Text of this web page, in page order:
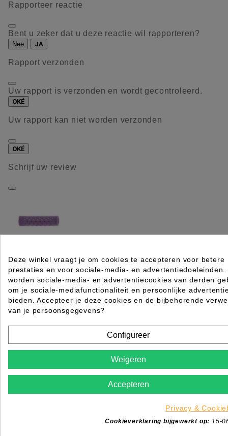
Rapporteer reactie
Bent u zeker dat u deze reactie wil rapporteren?
Nee JA
Rapport verzonden
Uw rapport is verzonden en wordt gecontroleerd.
OKÉ
Uw rapport kan niet worden verzonden
OKÉ
Schrijf uw review
KRULLER BEVLOKT 15MM 12 STK LILA
Rating forQuality
Please choose a rating for your review.
Title of your review
Enim quis fugiat consequat elit minim nisi eu
occaecat deserunt aliquip nisi ex deserunt.
Deze winkel vraagt je om cookies te accepteren voor betere
prestaties en voor sociale-media- en advertentiedoeleinden.
worden sociale-media- en advertentiecookies van derden
om je sociale-mediafunctionaliteit en persoonlijke
bieden. Accepteer je deze cookies en de bijbehorende
van je persoonsgegevens?
Configureer
Weigeren
Accepteren
Privacy &
Cookieverklaring bijgewerkt op: 15-